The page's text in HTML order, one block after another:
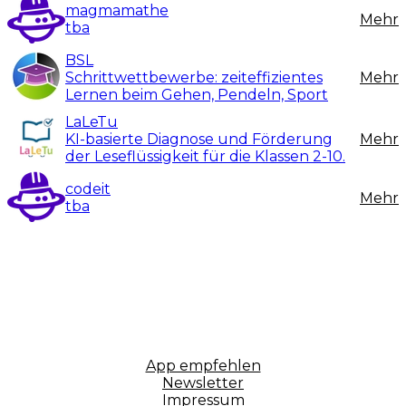
Spanisch
Sport
Technik
Tourismus & Freizeit
Transport & Verkehr
Medienkompetenz
steht hier zum Download bereit.
Muster-AV-Vertrag
magmamathe
tba
Mehr
BSL
Schrittwettbewerbe: zeiteffizientes
Lernen beim Gehen, Pendeln, Sport
Mehr
LaLeTu
KI-basierte Diagnose und Förderung
der Leseflüssigkeit für die Klassen 2-10.
Mehr
codeit
tba
Mehr
App empfehlen
Newsletter
Impressum